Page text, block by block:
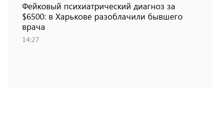
Фейковый психиатрический диагноз за
$6500: в Харькове разоблачили бывшего
врача
14:27